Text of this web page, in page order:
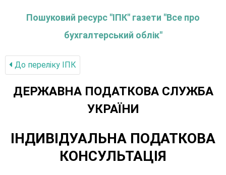
Пошуковий ресурс "ІПК" газети "Все про
бухгалтерський облік"
До переліку IПК
ДЕРЖАВНА ПОДАТКОВА СЛУЖБА
УКРАЇНИ
ІНДИВІДУАЛЬНА ПОДАТКОВА
КОНСУЛЬТАЦІЯ